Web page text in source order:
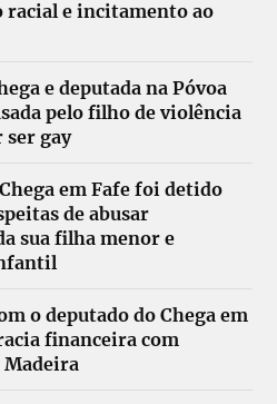
racial e incitamento ao
e deputada na Póvoa
pelo filho de violência
ser gay
em Fafe foi detido
de abusar
sua filha menor e
o deputado do Chega em
financeira com
Madeira